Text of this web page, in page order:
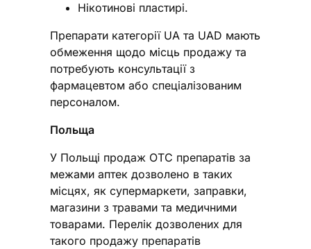
Нікотинові пластирі.
Препарати категорії UA та UAD мають
обмеження щодо місць продажу та
потребують консультації з
фармацевтом або спеціалізованим
персоналом.
Польща
У Польщі продаж ОТС препаратів за
межами аптек дозволено в таких
місцях, як супермаркети, заправки,
магазини з травами та медичними
товарами. Перелік дозволених для
такого продажу препаратів